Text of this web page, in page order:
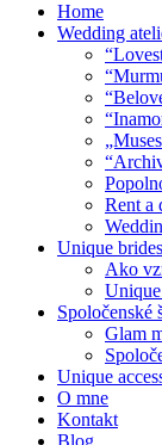
Home
Wedding
Rent a
Unique brides
Ako
Spoločenské
Glam
Unique
O mne
Kontakt
Blog